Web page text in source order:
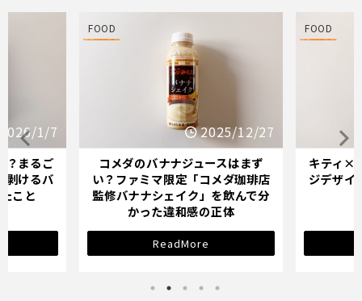
2025/12/27
ースはまず
コメダ珈琲店
」を飲んで分
2025/12/21
キティ×バナナミルクのパッケー
ジデザインが示す「学び直し」の
サインとは？
ReadMore
オ
て